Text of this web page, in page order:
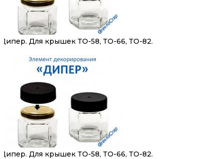
Дипер. Для крышек ТО-58, ТО-66, ТО-82.
Дипер. Для крышек ТО-58, ТО-66, ТО-82.